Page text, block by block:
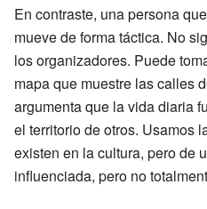
En contraste, una persona
mueve de forma táctica. No
los organizadores. Puede
mapa que muestre las calles
argumenta que la vida diaria
el territorio de otros. Usamos
existen en la cultura, pero de
influenciada, pero no